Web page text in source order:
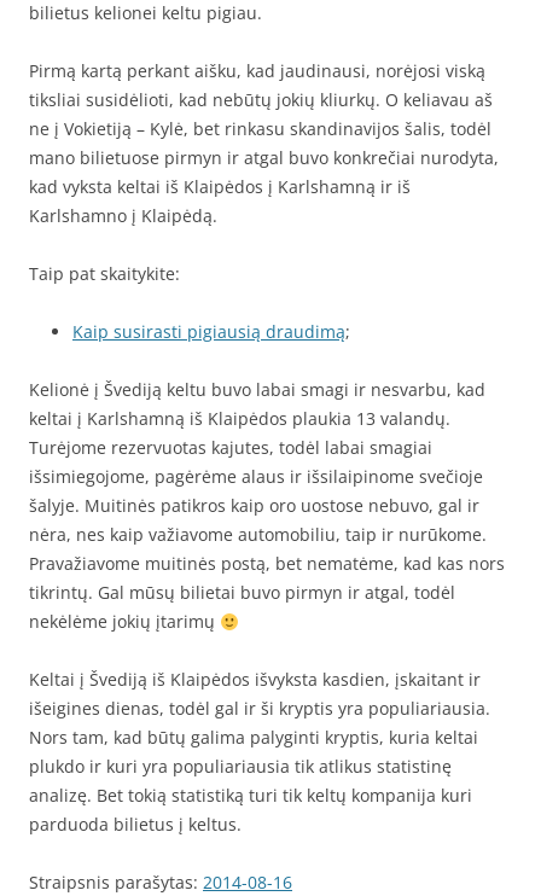
bilietus kelionei keltu pigiau.
Pirmą kartą perkant aišku, kad jaudinausi, norėjosi viską
tiksliai susidėlioti, kad nebūtų jokių kliurkų. O keliavau aš
ne į Vokietiją – Kylė, bet rinkasu skandinavijos šalis, todėl
mano bilietuose pirmyn ir atgal buvo konkrečiai nurodyta,
kad vyksta keltai iš Klaipėdos į Karlshamną ir iš
Karlshamno į Klaipėdą.
Taip pat skaitykite:
Kaip susirasti pigiausią draudimą;
Kelionė į Švediją keltu buvo labai smagi ir nesvarbu, kad
keltai į Karlshamną iš Klaipėdos plaukia 13 valandų.
Turėjome rezervuotas kajutes, todėl labai smagiai
išsimiegojome, pagėrėme alaus ir išsilaipinome svečioje
šalyje. Muitinės patikros kaip oro uostose nebuvo, gal ir
nėra, nes kaip važiavome automobiliu, taip ir nurūkome.
Pravažiavome muitinės postą, bet nematėme, kad kas nors
tikrintų. Gal mūsų bilietai buvo pirmyn ir atgal, todėl
nekėlėme jokių įtarimų
Keltai į Švediją iš Klaipėdos išvyksta kasdien, įskaitant ir
išeigines dienas, todėl gal ir ši kryptis yra populiariausia.
Nors tam, kad būtų galima palyginti kryptis, kuria keltai
plukdo ir kuri yra populiariausia tik atlikus statistinę
analizę. Bet tokią statistiką turi tik keltų kompanija kuri
parduoda bilietus į keltus.
Straipsnis parašytas: 2014-08-16